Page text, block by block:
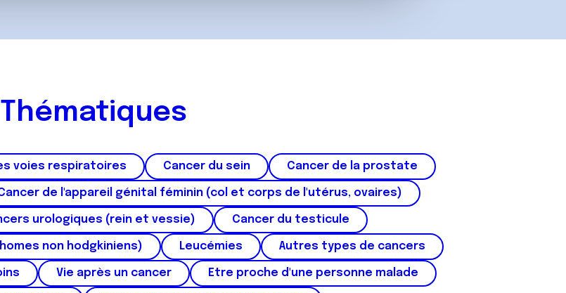
Thématiques
voies respiratoires Cancer du sein Cancer de la prostate
de l'appareil génital féminin (col et corps de l'utérus, ovaires)
urologiques (rein et vessie) Cancer du testicule
non hodgkiniens) Leucémies Autres types de cancers
Vie après un cancer Etre proche d'une personne malade